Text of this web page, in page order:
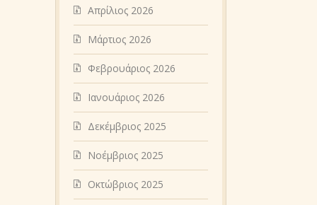
Απρίλιος 2026
Μάρτιος 2026
Φεβρουάριος 2026
Ιανουάριος 2026
Δεκέμβριος 2025
Νοέμβριος 2025
Οκτώβριος 2025